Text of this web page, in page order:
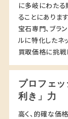
に多岐にわたる
ることにあります
宝石専門、ブラ
ルに特化したネ
買取価格に挑戦
プロフェッ
利き」力
高く、的確な価